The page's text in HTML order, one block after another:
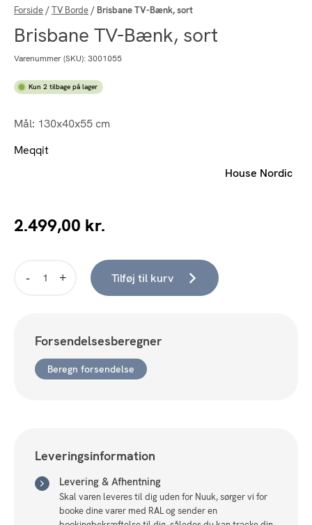
Forside /TV Borde / Brisbane TV-Bænk, sort
Brisbane TV-Bænk, sort
Varenummer (SKU): 3001055
Kun 2 tilbage på lager
Mål: 130x40x55 cm
Meqqit
House Nordic
2.499,00 kr.
Tilføj til kurv
Forsendelsesberegner
Beregn forsendelse
Leveringsinformation
Levering & Afhentning
Skal varen leveres til dig uden for Nuuk, sørger vi for
booke dine varer med RAL og sender en